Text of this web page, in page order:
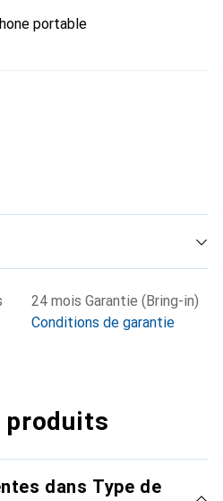
portable
24 mois Garantie (Bring-in)
Conditions de garantie
produits
dans Type de